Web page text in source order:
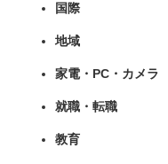
国際
地域
家電・PC・カメラ
就職・転職
教育